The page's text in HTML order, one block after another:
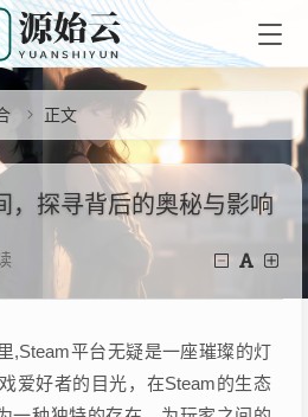
正文
，探寻背后的奥秘与影响
,Steam平台无疑是一座璀璨的灯
爱好者的目光，在Steam的生态